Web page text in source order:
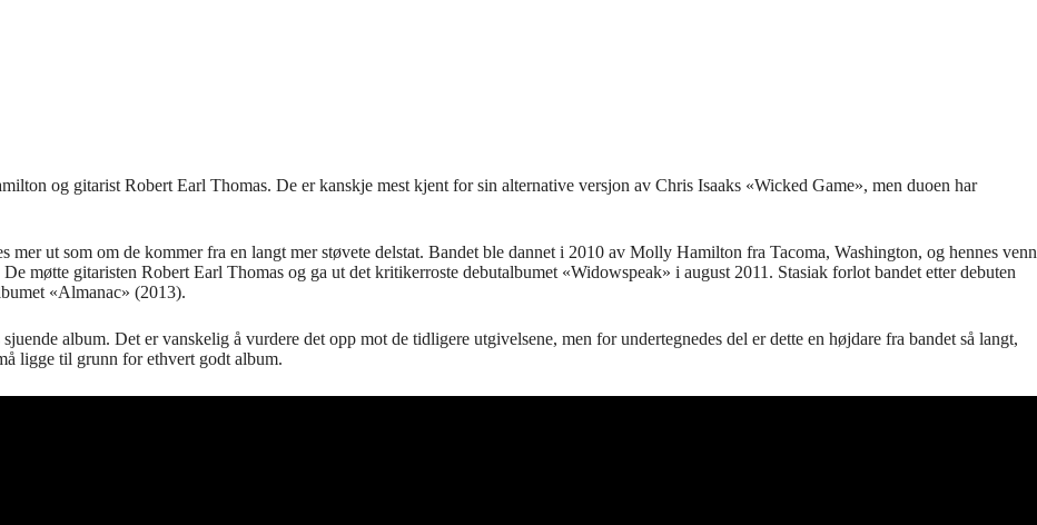
og gitarist Robert Earl Thomas. De er kanskje mest kjent for sin alternative versjon av Chris Isaaks «Wicked Game», men duoen har
ut som om de kommer fra en langt mer støvete delstat. Bandet ble dannet i 2010 av Molly Hamilton fra Tacoma, Washington, og hennes venn
møtte gitaristen Robert Earl Thomas og ga ut det kritikerroste debutalbumet «Widowspeak» i august 2011. Stasiak forlot bandet etter debuten
«Almanac» (2013).
album. Det er vanskelig å vurdere det opp mot de tidligere utgivelsene, men for undertegnedes del er dette en højdare fra bandet så langt,
ligge til grunn for ethvert godt album.